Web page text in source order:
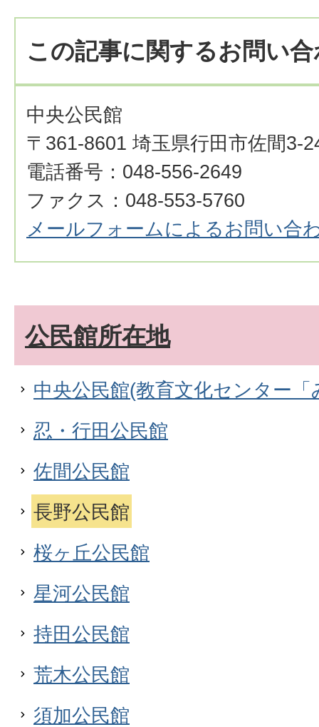
この記事に関するお問い
中央公民館
〒361-8601 埼玉県行田市佐間3-
電話番号：048-556-2649
ファクス：048-553-5760
メールフォームによるお問い合
公民館所在地
中央公民館(教育文化センター「
忍・行田公民館
佐間公民館
長野公民館
桜ヶ丘公民館
星河公民館
持田公民館
荒木公民館
須加公民館